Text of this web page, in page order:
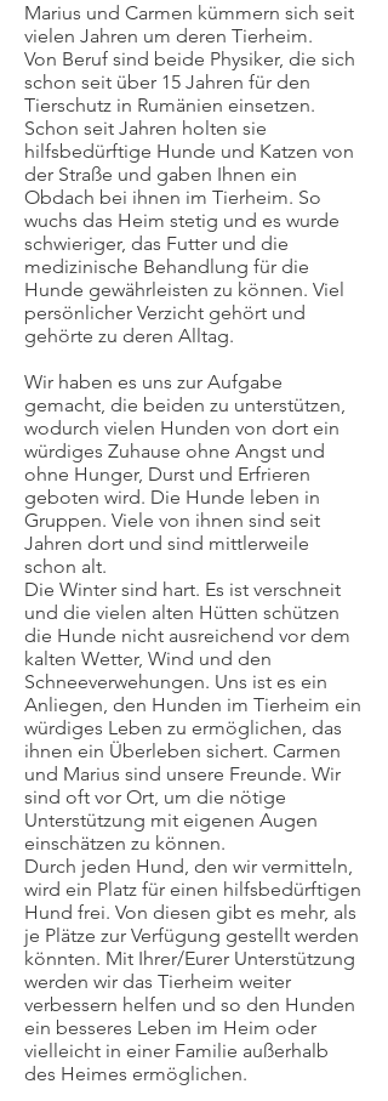
Marius und Carmen kümmern sich seit
vielen Jahren um deren Tierheim.
Von Beruf sind beide Physiker, die sich
schon seit über 15 Jahren für den
Tierschutz in Rumänien einsetzen.
Schon seit Jahren holten sie
hilfsbedürftige Hunde und Katzen von
der Straße und gaben Ihnen ein
Obdach bei ihnen im Tierheim. So
wuchs das Heim stetig und es wurde
schwieriger, das Futter und die
medizinische Behandlung für die
Hunde gewährleisten zu können. Viel
persönlicher Verzicht gehört und
gehörte zu deren Alltag.
Wir haben es uns zur Aufgabe
gemacht, die beiden zu unterstützen,
wodurch vielen Hunden von dort ein
würdiges Zuhause ohne Angst und
ohne Hunger, Durst und Erfrieren
geboten wird. Die Hunde leben in
Gruppen. Viele von ihnen sind seit
Jahren dort und sind mittlerweile
schon alt.
Die Winter sind hart. Es ist verschneit
und die vielen alten Hütten schützen
die Hunde nicht ausreichend vor dem
kalten Wetter, Wind und den
Schneeverwehungen. Uns ist es ein
Anliegen, den Hunden im Tierheim ein
würdiges Leben zu ermöglichen, das
ihnen ein Überleben sichert. Carmen
und Marius sind unsere Freunde. Wir
sind oft vor Ort, um die nötige
Unterstützung mit eigenen Augen
einschätzen zu können.
Durch jeden Hund, den wir vermitteln,
wird ein Platz für einen hilfsbedürftigen
Hund frei. Von diesen gibt es mehr, als
je Plätze zur Verfügung gestellt werden
könnten. Mit Ihrer/Eurer Unterstützung
werden wir das Tierheim weiter
verbessern helfen und so den Hunden
ein besseres Leben im Heim oder
vielleicht in einer Familie außerhalb
des Heimes ermöglichen.